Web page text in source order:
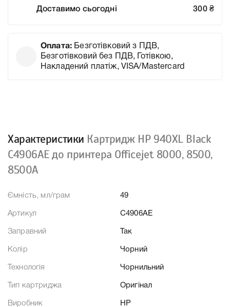
Доставимо сьогодні
300 ₴
Оплата: Безготівковий з ПДВ,
Безготівковий без ПДВ, Готівкою,
Накладений платіж, VISA/Mastercard
Характеристики Картридж HP 940XL Black
C4906AE до принтера Officejet 8000, 8500,
8500A
Ємність, мл/грам 49
Артикул C4906AE
Заправний Так
Колір Чорний
Технологія Чорнильний
Тип картриджа Оригінал
Виробник HP